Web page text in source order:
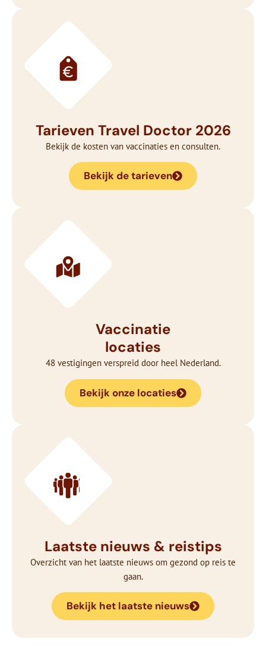
Tarieven Travel Doctor 2026
Bekijk de kosten van vaccinaties en consulten.
Bekijk de tarieven
Vaccinatie
locaties
48 vestigingen verspreid door heel Nederland.
Bekijk onze locaties
Laatste nieuws & reistips
Overzicht van het laatste nieuws om gezond op reis te
gaan.
Bekijk het laatste nieuws